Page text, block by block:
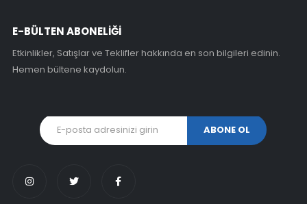
E-BÜLTEN ABONELİĞİ
Etkinlikler, Satışlar ve Teklifler hakkında en son bilgileri edinin.
Hemen bültene kaydolun.